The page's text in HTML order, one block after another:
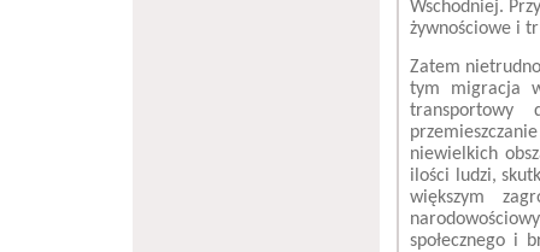
Wschodniej.
żywnościowe i
Zatem
tym migracja
transportowy
niewielkich
ilości ludzi,
większym
społecznego i